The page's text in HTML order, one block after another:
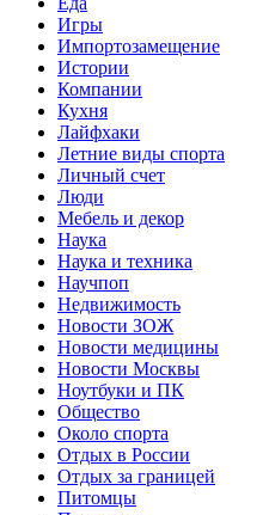
Игры
Импортозамещение
Истории
Компании
Кухня
Лайфхаки
Летние виды спорта
Личный счет
Люди
Мебель и декор
Наука
Наука и техника
Научпоп
Недвижимость
Новости ЗОЖ
Новости медицины
Новости Москвы
Ноутбуки и ПК
Общество
Около спорта
Отдых в России
Отдых за границей
Питомцы